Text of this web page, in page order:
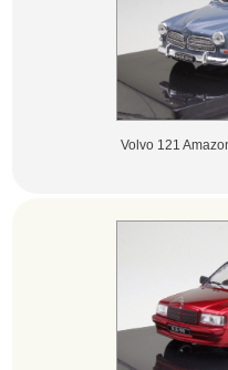
Volvo 121